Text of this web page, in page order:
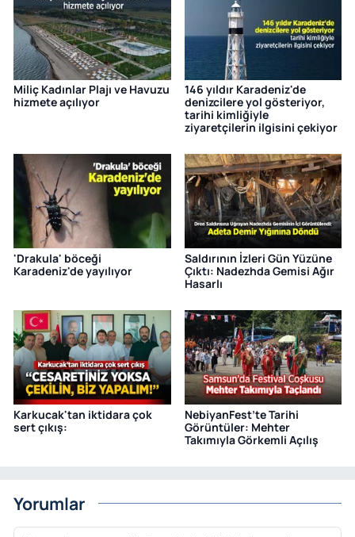
Miliç Kadınlar Plajı ve Havuzu
hizmete açılıyor
146 yıldır Karadeniz'de
denizcilere yol gösteriyor,
tarihi kimliğiyle
ziyaretçilerin ilgisini çekiyor
'Drakula' böceği
Karadeniz'de yayılıyor
Saldırının İzleri Gün Yüzüne
Çıktı: Nadezhda Gemisi Ağır
Hasarlı
Karkucak'tan iktidara çok
sert çıkış:
NebiyanFest’te Tarihi
Görüntüler: Mehter
Takımıyla Görkemli Açılış
Yorumlar